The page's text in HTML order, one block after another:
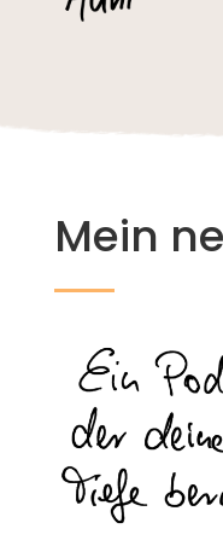
Mein